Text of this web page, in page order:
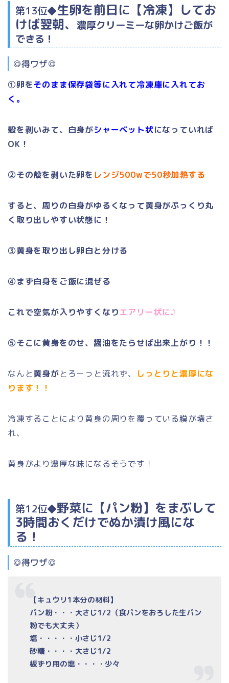
第13位◆生卵を前日に【冷凍】してお
けば翌朝、 濃厚クリーミーな卵かけご飯が
できる！
◎得ワザ◎
①卵をそのまま保存袋等に入れて冷凍庫に入れてお
く。
殻を剥いみて、白身がシャーベット状になっていれば
OK！
②その殻を剥いた卵を レンジ500wで50秒加熱する
すると、 周りの白身がゆるくなって黄身がぷっくり丸
く取り出しやすい状態に！
③黄身を取り出し卵白と分ける
④まず白身をご飯に混ぜる
これで空気が入りやすくなりエアリー状に♪
⑤そこに黄身をのせ、醤油をたらせば出来上がり！！
なんと黄身がとろーっと流れず、
しっとりと濃厚にな
ります！！
冷凍することにより黄身の周りを覆っている膜が壊さ
れ、
黄身がより濃厚な味になるそうです！
第12位◆野菜に【パン粉】をまぶして
3時間おくだけでぬか漬け風にな
る！
◎得ワザ◎
【キュウリ1本分の材料】
パン粉・・・大さじ1/2（食パンをおろした生パン
粉でも大丈夫）
塩・・・・・小さじ1/2
砂糖・・・・大さじ1/2
板ずり用の塩・・・・少々